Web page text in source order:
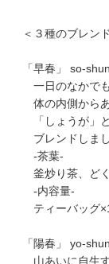
＜３種のブレン
「早春」 so-shun
一日のなかで
体の内側から
「しょうが」
ブレンドしまし
-茶葉-
釜炒り茶、ど
-内容量-
ティーバッグ
「陽春」 yo-shun
山あいに自生